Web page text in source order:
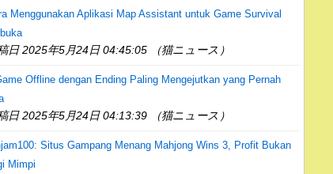
Menggunakan Aplikasi Map Assistant untuk Game Survival
日 2025年5月24日 04:45:05 （猫ニュース）
Offline dengan Ending Paling Mengejutkan yang Pernah
日 2025年5月24日 04:13:39 （猫ニュース）
Situs Gampang Menang Mahjong Wins 3, Profit Bukan
Mimpi